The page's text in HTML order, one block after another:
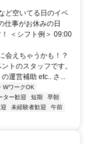
ど空いてる日のイベ
仕事がお休みの日
＜シフト例＞ 09:00
会えちゃうかも！？
トのスタッフです。
運営補助 etc.. さ...
WワークOK
ター歓迎 短期
早朝
未経験者歓迎
午前